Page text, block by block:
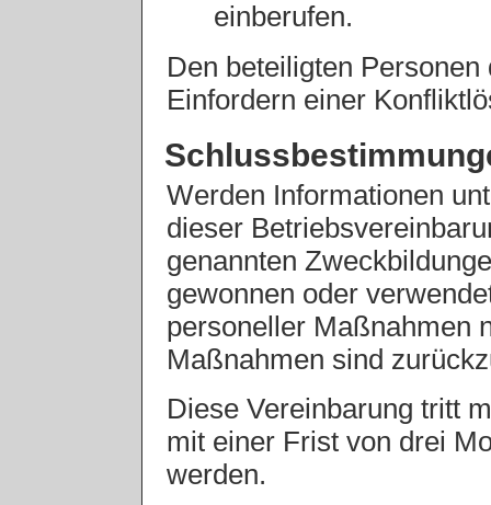
einberufen.
Den beteiligten
Einfordern einer
Werden Informationen
dieser
genannten
gewonnen oder
personeller Maßnahmen
Maßnahmen sind
Diese Vereinbarung tritt
mit einer Frist von drei
werden.